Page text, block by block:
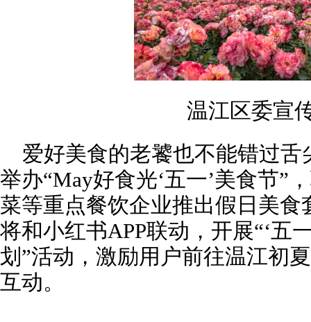
温江区委宣
爱好美食的老饕也不能错过舌
举办“May好食光‘五一’美食节”
菜等重点餐饮企业推出假日美
将和小红书APP联动，开展“‘五
划”活动，激励用户前往温江初
互动。